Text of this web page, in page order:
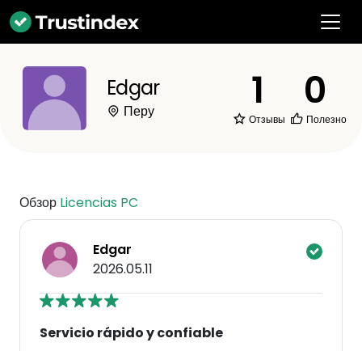
Edgar
Перу 1
Отзывы
0
Полезно
Обзор Licencias PC
Edgar
2026.05.11
Servicio rápido y confiable